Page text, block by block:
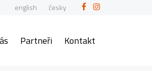
english česky
Partneři Kontakt